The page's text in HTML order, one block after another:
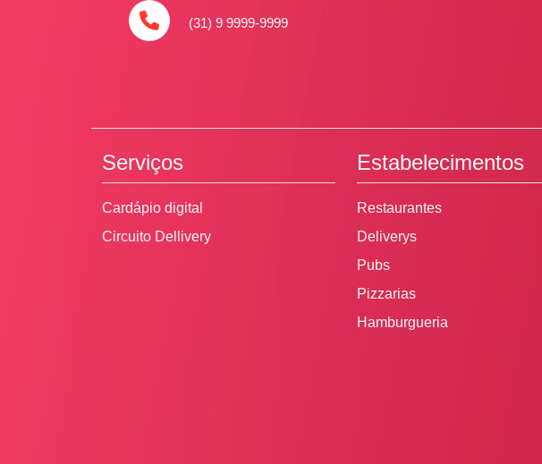
(31) 9 9999-9999
Serviços
Cardápio digital
Circuito Dellivery
Estabelecimentos
Restaurantes
Deliverys
Pubs
Pizzarias
Hamburgueria